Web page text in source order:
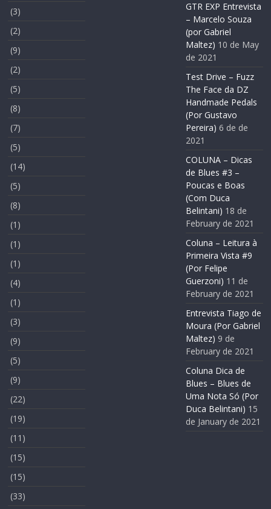
(3)
(2)
(9)
(2)
(5)
(8)
(7)
(5)
(14)
(5)
(8)
(1)
(1)
(1)
(4)
(1)
(3)
(9)
(5)
(9)
(22)
(19)
(11)
(15)
(15)
(33)
GTR EXP Entrevista
– Marcelo Souza
(por Gabriel
Maltez) 10 de May
de 2021
Test Drive – Fuzz
The Face da DZ
Handmade Pedals
(Por Gustavo
Pereira) 6 de de
2021
COLUNA – Dicas
de Blues #3 –
Poucas e Boas
(Com Duca
Belintani) 18 de
February de 2021
Coluna – Leitura à
Primeira Vista #9
(Por Felipe
Guerzoni) 11 de
February de 2021
Entrevista Tiago de
Moura (Por Gabriel
Maltez) 9 de
February de 2021
Coluna Dica de
Blues – Blues de
Uma Nota Só (Por
Duca Belintani) 15
de January de 2021